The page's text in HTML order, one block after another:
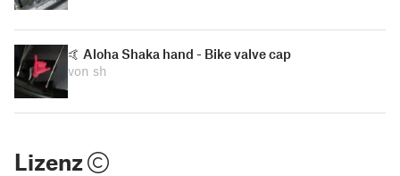
🤙 Aloha Shaka hand - Bike valve cap
von sh
Lizenz